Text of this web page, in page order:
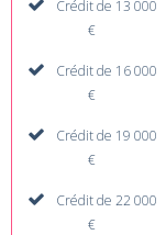
Crédit de 13 000
€
Crédit de 16 000
€
Crédit de 19 000
€
Crédit de 22 000
€